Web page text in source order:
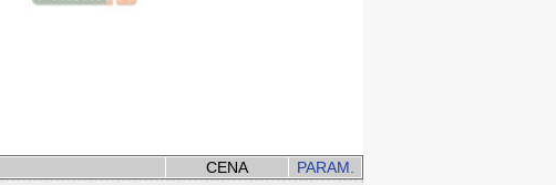
CENA PARAM.